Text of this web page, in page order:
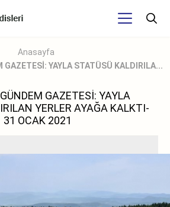
Anasayfa
GAZETESİ: YAYLA STATÜSÜ KALDIRILA...
GAZETESİ: YAYLA
YERLER AYAĞA KALKTI-
31 OCAK 2021